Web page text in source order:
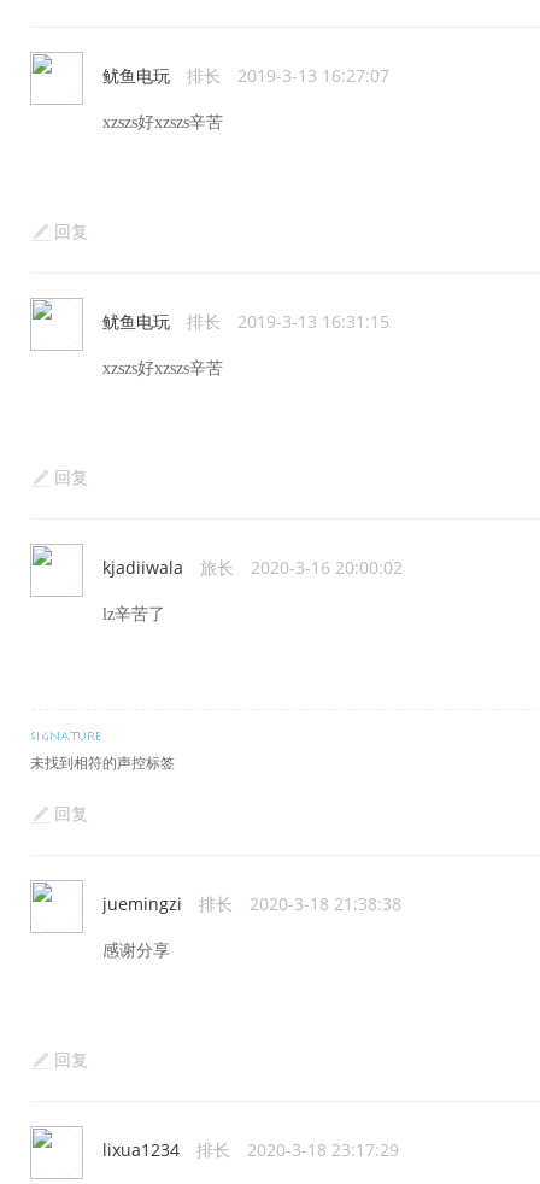
鱿鱼电玩 排长 2019-3-13 16:27:07
xzszs好xzszs辛苦
回复
鱿鱼电玩 排长 2019-3-13 16:31:15
xzszs好xzszs辛苦
回复
kjadiiwala 旅长 2020-3-16 20:00:02
lz辛苦了
未找到相符的声控标签
回复
juemingzi 排长 2020-3-18 21:38:38
感谢分享
回复
lixua1234 排长 2020-3-18 23:17:29